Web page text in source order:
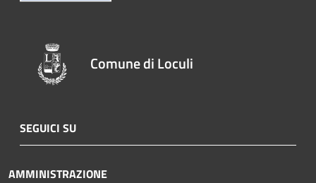
Comune di Loculi
SEGUICI SU
AMMINISTRAZIONE